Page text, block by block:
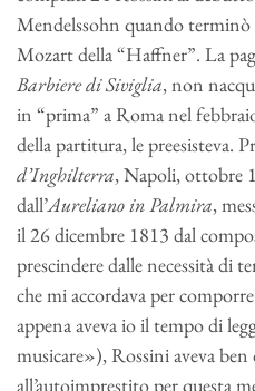
Mendelssohn quando
Mozart della “Haffner”. La
Barbiere di Siviglia, non
in “prima” a Roma nel
della partitura, le preesisteva.
d’Inghilterra, Napoli, ottobre
dall’Aureliano in Palmira,
il 26 dicembre 1813 dal
prescindere dalle necessità di
che mi accordava per
appena aveva io il tempo di
musicare»), Rossini aveva ben
all’autoimprestito per questa